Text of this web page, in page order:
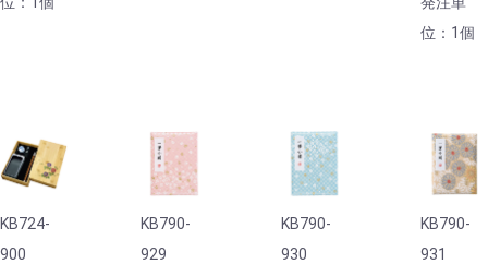
位：1個
KB724-
900
KB790-
929
KB790-
930
KB790-
931